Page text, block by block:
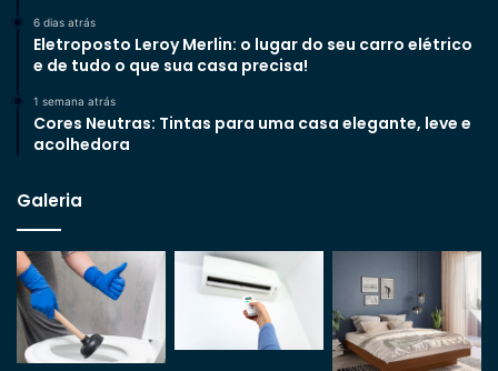
6 dias atrás
Eletroposto Leroy Merlin: o lugar do seu carro elétrico
e de tudo o que sua casa precisa!
1 semana atrás
Cores Neutras: Tintas para uma casa elegante, leve e
acolhedora
Galeria